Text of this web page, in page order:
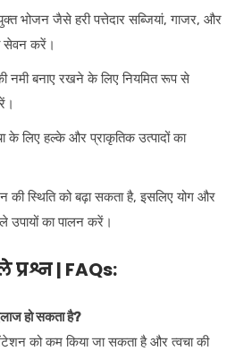
भोजन जैसे हरी पत्तेदार सब्जियां, गाजर, और
सेवन करें।
नमी बनाए रखने के लिए नियमित रूप से
के लिए हल्के और प्राकृतिक उत्पादों का
की स्थिति को बढ़ा सकता है, इसलिए योग और
उपायों का पालन करें।
| FAQs:
हो सकता है?
को कम किया जा सकता है और त्वचा की